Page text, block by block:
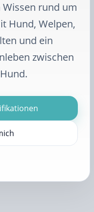
rund um
Hund, Welpen,
und ein
zwischen